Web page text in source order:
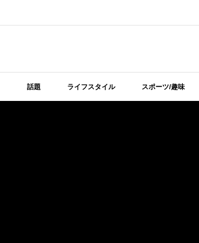
話題 ライフスタイル スポーツ/趣味